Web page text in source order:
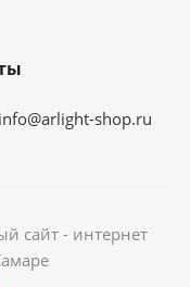
info@arlight-shop.ru
сайт - интернет